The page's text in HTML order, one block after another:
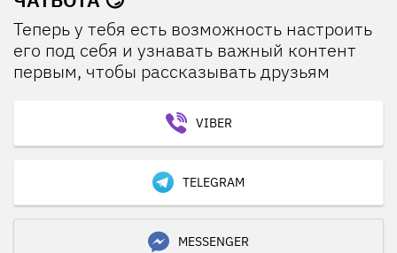
Теперь у тебя есть возможность настроить
его под себя и узнавать важный контент
первым, чтобы рассказывать друзьям
VIBER
TELEGRAM
MESSENGER